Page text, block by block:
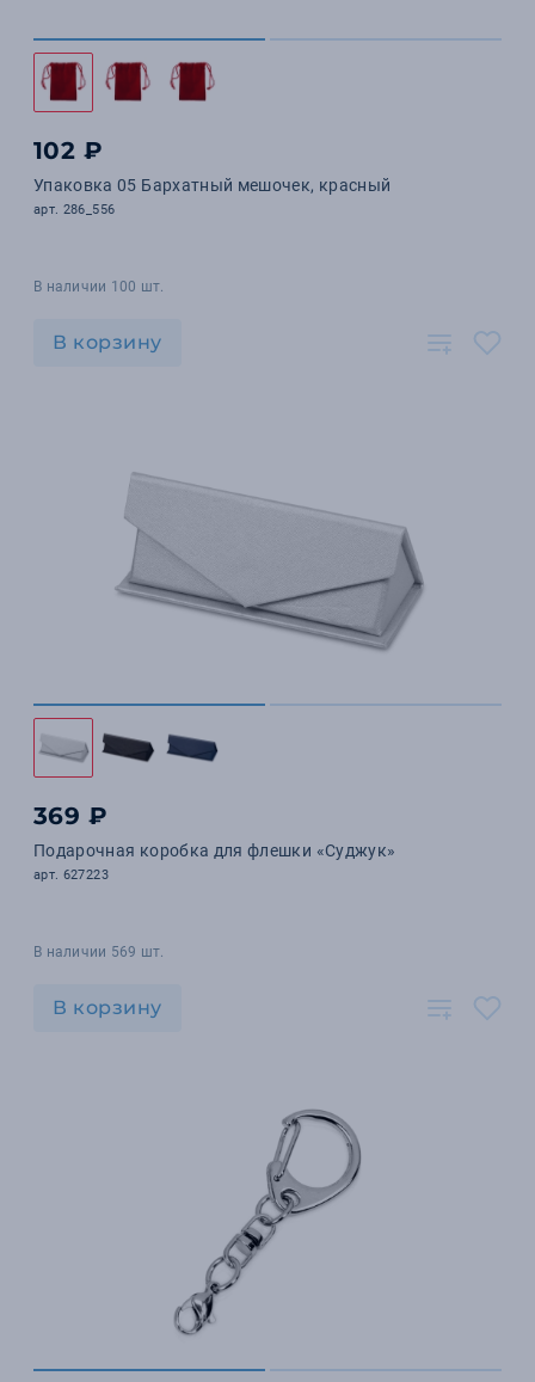
102 ₽
Упаковка 05 Бархатный мешочек, красный
арт. 286_556
В наличии 100 шт.
В корзину
369 ₽
Подарочная коробка для флешки «Суджук»
арт. 627223
В наличии 569 шт.
В корзину